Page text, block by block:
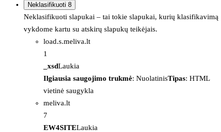
Neklasifikuoti 8
Neklasifikuoti slapukai – tai tokie slapukai, kurių klasifikavimą
vykdome kartu su atskirų slapukų teikėjais.
load.s.meliva.lt
1
_xsdLaukia
Ilgiausia saugojimo trukmė: NuolatinisTipas: HTML
vietinė saugykla
meliva.lt
7
EW4SITELaukia